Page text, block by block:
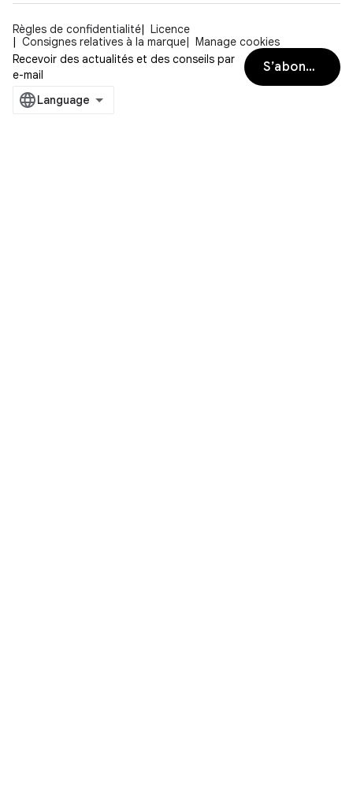
Règles de confidentialité
Licence
Consignes relatives à la marque
Manage cookies
Recevoir des actualités et des conseils par
e-mail
S’abonner